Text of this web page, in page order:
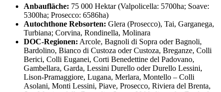
Anbaufläche: 75 000 Hektar (Valpolicella: 5700ha; Soave:
5300ha; Prosecco: 6586ha)
Autochthone Rebsorten: Glera (Prosecco), Tai, Garganega,
Turbiana; Corvina, Rondinella, Molinara
DOC-Regionen: Arcole, Bagnoli di Sopra oder Bagnoli,
Bardolino, Bianco di Custoza oder Custoza, Breganze, Colli
Berici, Colli Euganei, Corti Benedettine del Padovano,
Gambellara, Garda, Lessini Durello oder Durello Lessini,
Lison-Pramaggiore, Lugana, Merlara, Montello – Colli
Asolani, Monti Lessini, Piave, Prosecco, Riviera del Brenta,